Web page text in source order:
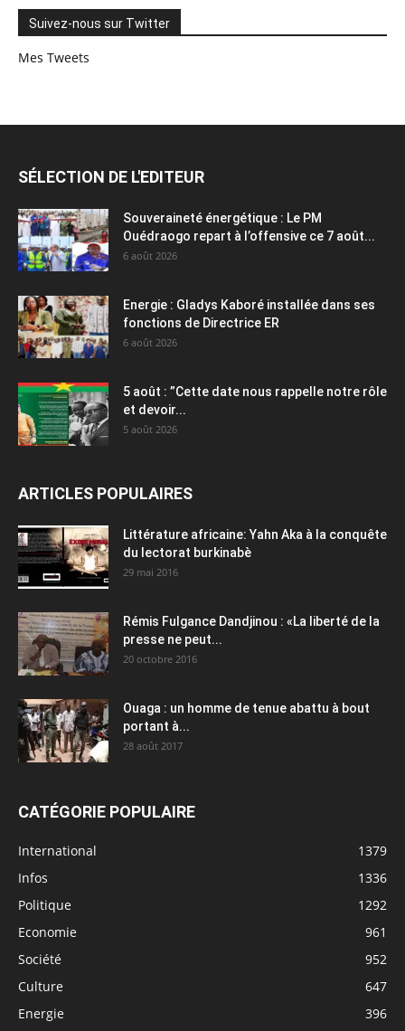
Suivez-nous sur Twitter
Mes Tweets
SÉLECTION DE L'EDITEUR
Souveraineté énergétique : Le PM
Ouédraogo repart à l’offensive ce 7 août...
6 août 2026
Energie : Gladys Kaboré installée dans ses
fonctions de Directrice ER
6 août 2026
5 août : ”Cette date nous rappelle notre rôle
et devoir...
5 août 2026
ARTICLES POPULAIRES
Littérature africaine: Yahn Aka à la conquête
du lectorat burkinabè
29 mai 2016
Rémis Fulgance Dandjinou : «La liberté de la
presse ne peut...
20 octobre 2016
Ouaga : un homme de tenue abattu à bout
portant à...
28 août 2017
CATÉGORIE POPULAIRE
International
1379
Infos
1336
Politique
1292
Economie
961
Société
952
Culture
647
Energie
396